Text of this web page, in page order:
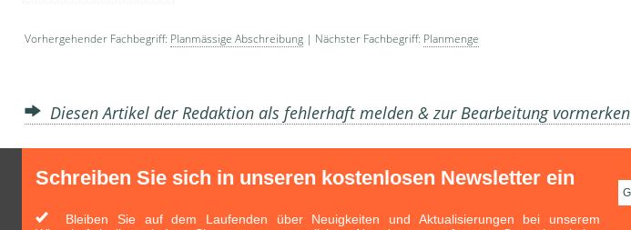
Vorhergehender Fachbegriff: Planmässige Abschreibung | Nächster Fachbegriff: Planmenge
Diesen Artikel der Redaktion als fehlerhaft melden & zur Bearbeitung vormerken
Schreiben Sie sich in unseren kostenlosen Newsletter ein
Bleiben Sie auf dem Laufenden über Neuigkeiten und Aktualisierungen bei unserem